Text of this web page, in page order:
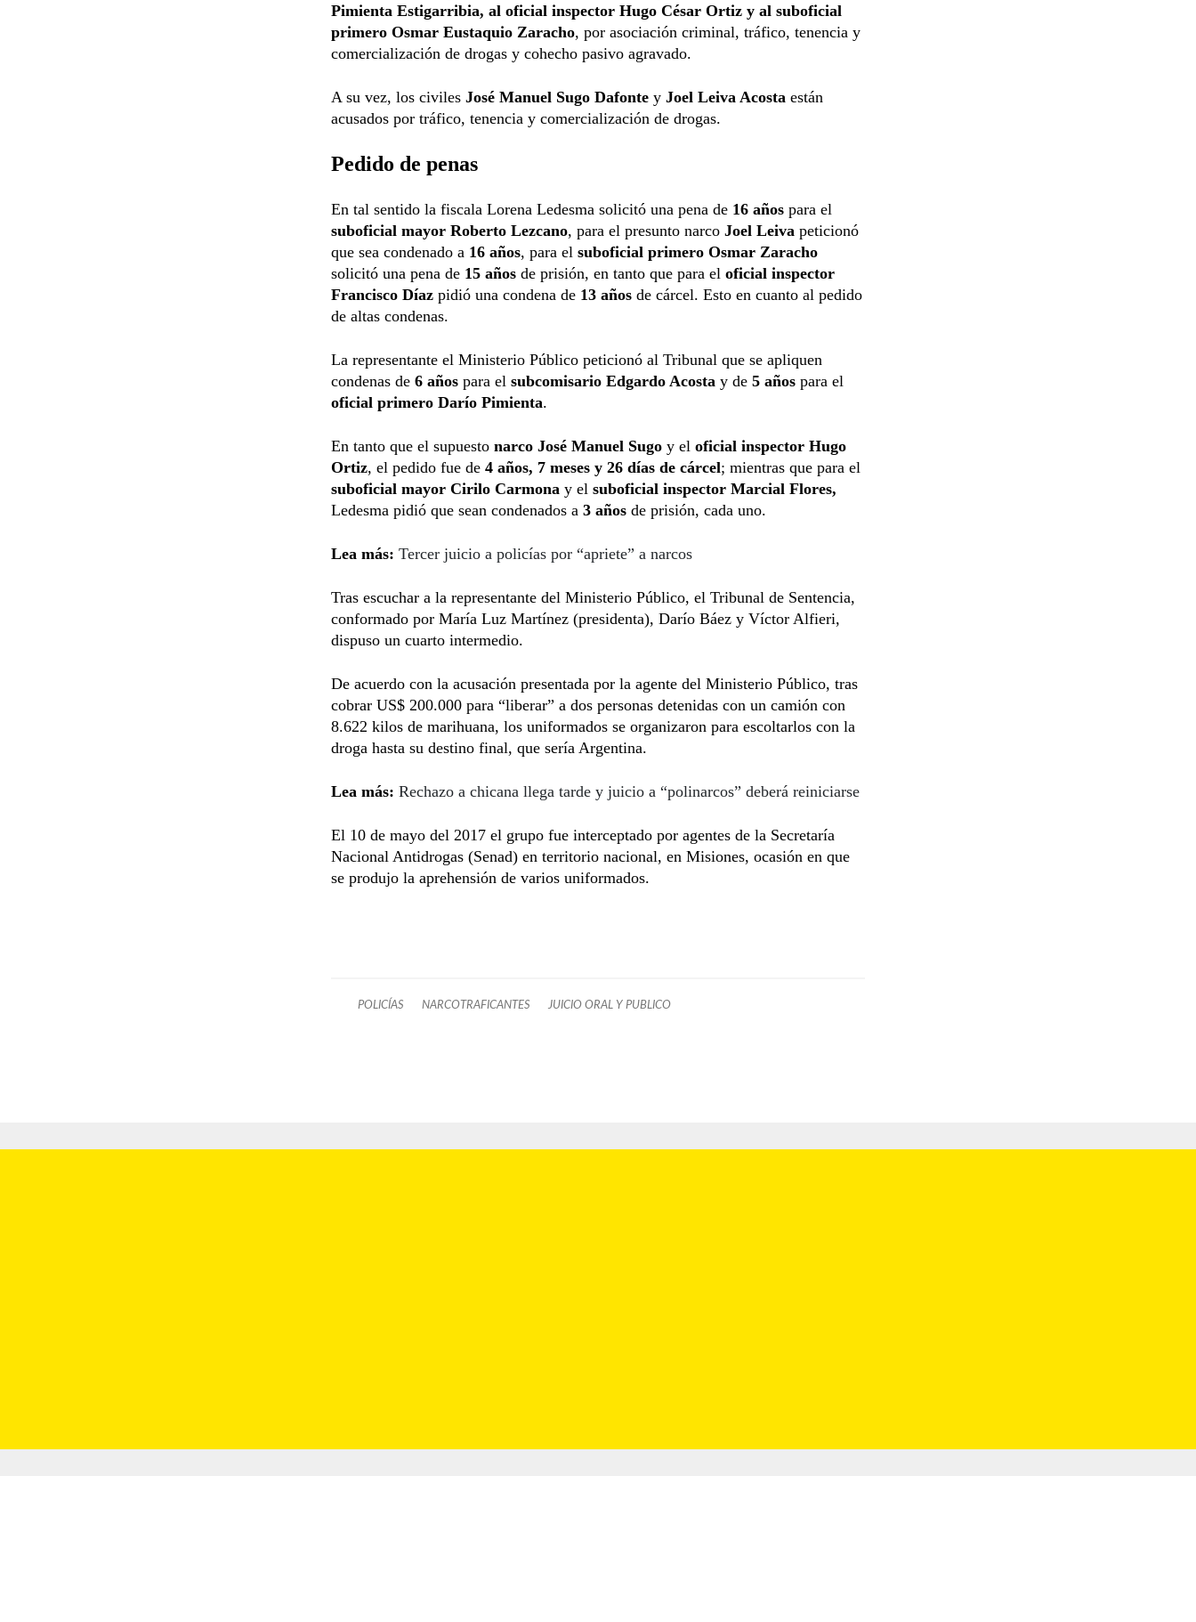
Pimienta Estigarribia, al oficial inspector Hugo César Ortiz y al suboficial
primero Osmar Eustaquio Zaracho, por asociación criminal, tráfico, tenencia y
comercialización de drogas y cohecho pasivo agravado.
A su vez, los civiles José Manuel Sugo Dafonte y Joel Leiva Acosta están
acusados por tráfico, tenencia y comercialización de drogas.
Pedido de penas
En tal sentido la fiscala Lorena Ledesma solicitó una pena de 16 años para el
suboficial mayor Roberto Lezcano, para el presunto narco Joel Leiva peticionó
que sea condenado a 16 años, para el suboficial primero Osmar Zaracho
solicitó una pena de 15 años de prisión, en tanto que para el oficial inspector
Francisco Díaz pidió una condena de 13 años de cárcel. Esto en cuanto al pedido
de altas condenas.
La representante el Ministerio Público peticionó al Tribunal que se apliquen
condenas de 6 años para el subcomisario Edgardo Acosta y de 5 años para el
oficial primero Darío Pimienta.
En tanto que el supuesto narco José Manuel Sugo y el oficial inspector Hugo
Ortiz, el pedido fue de 4 años, 7 meses y 26 días de cárcel; mientras que para el
suboficial mayor Cirilo Carmona y el suboficial inspector Marcial Flores,
Ledesma pidió que sean condenados a 3 años de prisión, cada uno.
Lea más: Tercer juicio a policías por “apriete” a narcos
Tras escuchar a la representante del Ministerio Público, el Tribunal de Sentencia,
conformado por María Luz Martínez (presidenta), Darío Báez y Víctor Alfieri,
dispuso un cuarto intermedio.
De acuerdo con la acusación presentada por la agente del Ministerio Público, tras
cobrar US$ 200.000 para “liberar” a dos personas detenidas con un camión con
8.622 kilos de marihuana, los uniformados se organizaron para escoltarlos con la
droga hasta su destino final, que sería Argentina.
Lea más: Rechazo a chicana llega tarde y juicio a “polinarcos” deberá reiniciarse
El 10 de mayo del 2017 el grupo fue interceptado por agentes de la Secretaría
Nacional Antidrogas (Senad) en territorio nacional, en Misiones, ocasión en que
se produjo la aprehensión de varios uniformados.
POLICÍAS NARCOTRAFICANTES JUICIO ORAL Y PUBLICO